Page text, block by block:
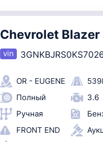
Chevrolet Blazer
OR - EUGENE
Полный
3.6
Ручная
FRONT END